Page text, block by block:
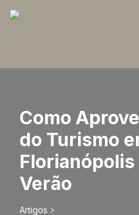
Como
do Turismo
Verão
Artigos